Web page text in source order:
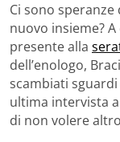
Ci sono speranze
nuovo insieme?
presente alla
dell’enologo,
scambiati
ultima intervista
di non volere